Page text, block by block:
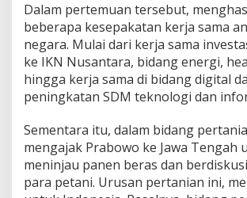
Dalam pertemuan tersebut,
beberapa kesepakatan kerja sama
negara. Mulai dari kerja sama
ke IKN Nusantara, bidang energi,
hingga kerja sama di bidang digital
peningkatan SDM teknologi dan
Sementara itu, dalam bidang
mengajak Prabowo ke Jawa Tengah
meninjau panen beras dan
para petani. Urusan pertanian ini,